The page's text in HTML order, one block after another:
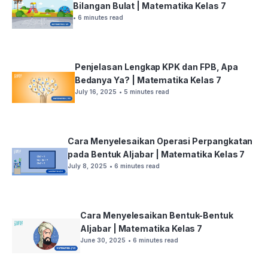
Bilangan Bulat | Matematika Kelas 7
• 6 minutes read
Penjelasan Lengkap KPK dan FPB, Apa
Bedanya Ya? | Matematika Kelas 7
July 16, 2025 • 5 minutes read
Cara Menyelesaikan Operasi Perpangkatan
pada Bentuk Aljabar | Matematika Kelas 7
July 8, 2025 • 6 minutes read
Cara Menyelesaikan Bentuk-Bentuk
Aljabar | Matematika Kelas 7
June 30, 2025 • 6 minutes read